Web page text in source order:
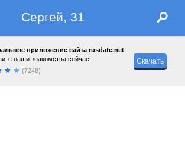
Сергей, 31
приложение сайта rusdate.net
наши знакомства сейчас!
(7248)
Скачать